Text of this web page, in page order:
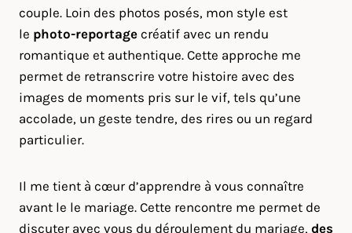
couple. Loin des photos posés, mon style est
le photo-reportage créatif avec un rendu
romantique et authentique. Cette approche me
permet de retranscrire votre histoire avec des
images de moments pris sur le vif, tels qu’une
accolade, un geste tendre, des rires ou un regard
particulier.
Il me tient à cœur d’apprendre à vous connaître
avant le le mariage. Cette rencontre me permet de
discuter avec vous du déroulement du mariage, des